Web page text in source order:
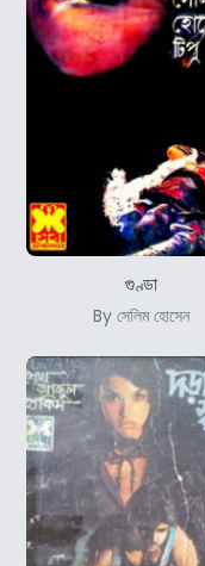
গুণ্ডা
By সেলিম হোসেন